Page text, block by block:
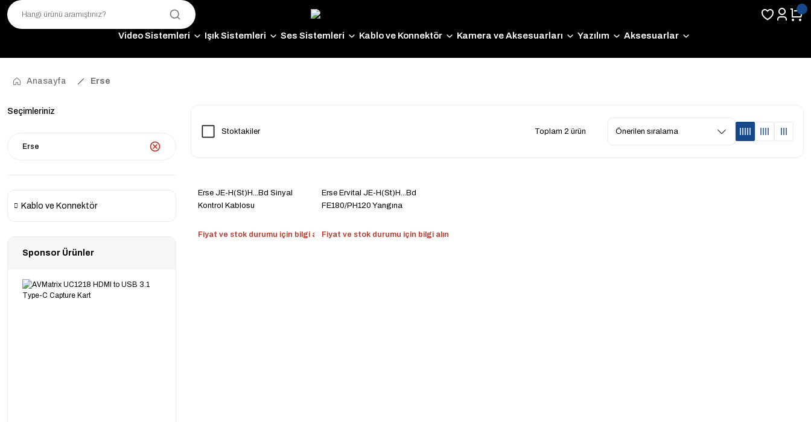
Video Sistemleri Işık Sistemleri Ses Sistemleri Kablo ve Konnektör Kamera ve Aksesuarları Yazılım Aksesuarlar
Anasayfa Erse
Seçimleriniz
Erse
Kablo ve Konnektör
Sponsor Ürünler
Stoktakiler Toplam 2 ürün
Erse JE-H(St)H...Bd Sinyal
Kontrol Kablosu
Fiyat ve stok durumu için bilgi alın
Erse Ervital JE-H(St)H...Bd
FE180/PH120 Yangına
Fiyat ve stok durumu için bilgi alın